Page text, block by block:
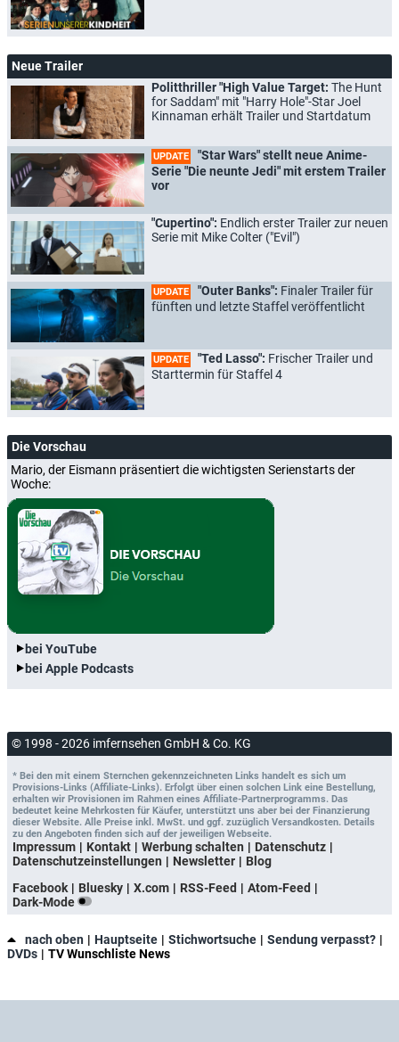
Neue Trailer
Politthriller "High Value Target: The Hunt
for Saddam" mit "Harry Hole"-Star Joel
Kinnaman erhält Trailer und Startdatum
UPDATE
"Star Wars" stellt neue Anime-
Serie "Die neunte Jedi" mit erstem Trailer
vor
"Cupertino": Endlich erster Trailer zur neuen
Serie mit Mike Colter ("Evil")
UPDATE "Outer Banks": Finaler Trailer für
fünften und letzte Staffel veröffentlicht
UPDATE "Ted Lasso": Frischer Trailer und
Starttermin für Staffel 4
Die Vorschau
Mario, der Eismann präsentiert die wichtigsten Serienstarts der
Woche:
bei YouTube
bei Apple Podcasts
© 1998 - 2026 imfernsehen GmbH & Co. KG
* Bei den mit einem Sternchen gekennzeichneten Links handelt es sich um
Provisions-Links (Affiliate-Links). Erfolgt über einen solchen Link eine Bestellung,
erhalten wir Provisionen im Rahmen eines Affiliate-Partnerprogramms. Das
bedeutet keine Mehrkosten für Käufer, unterstützt uns aber bei der Finanzierung
dieser Website. Alle Preise inkl. MwSt. und ggf. zuzüglich Versandkosten. Details
zu den Angeboten finden sich auf der jeweiligen Webseite.
Impressum Kontakt Werbung schalten
Datenschutz
Datenschutzeinstellungen
Newsletter
Blog
Facebook
Bluesky X.com RSS-Feed
Atom-Feed
Dark-Mode
nach oben Hauptseite Stichwortsuche
Sendung verpasst?
DVDs
TV Wunschliste News